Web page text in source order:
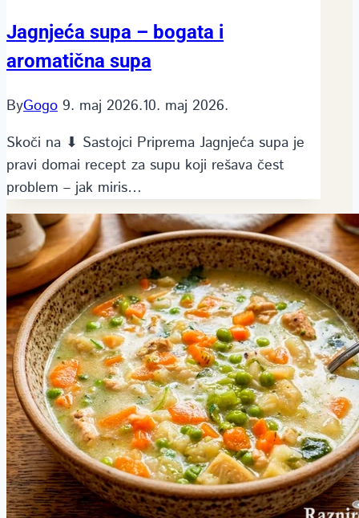
Jagnjeća supa – bogata i
aromatična supa
ByGogo 9. maj 2026.10. maj 2026.
Skoči na ⬇ Sastojci Priprema Jagnjeća supa je
pravi domai recept za supu koji rešava čest
problem – jak miris…